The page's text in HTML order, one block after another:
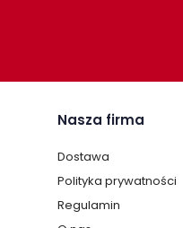
Nasza firma
Dostawa
Polityka prywatności
Regulamin